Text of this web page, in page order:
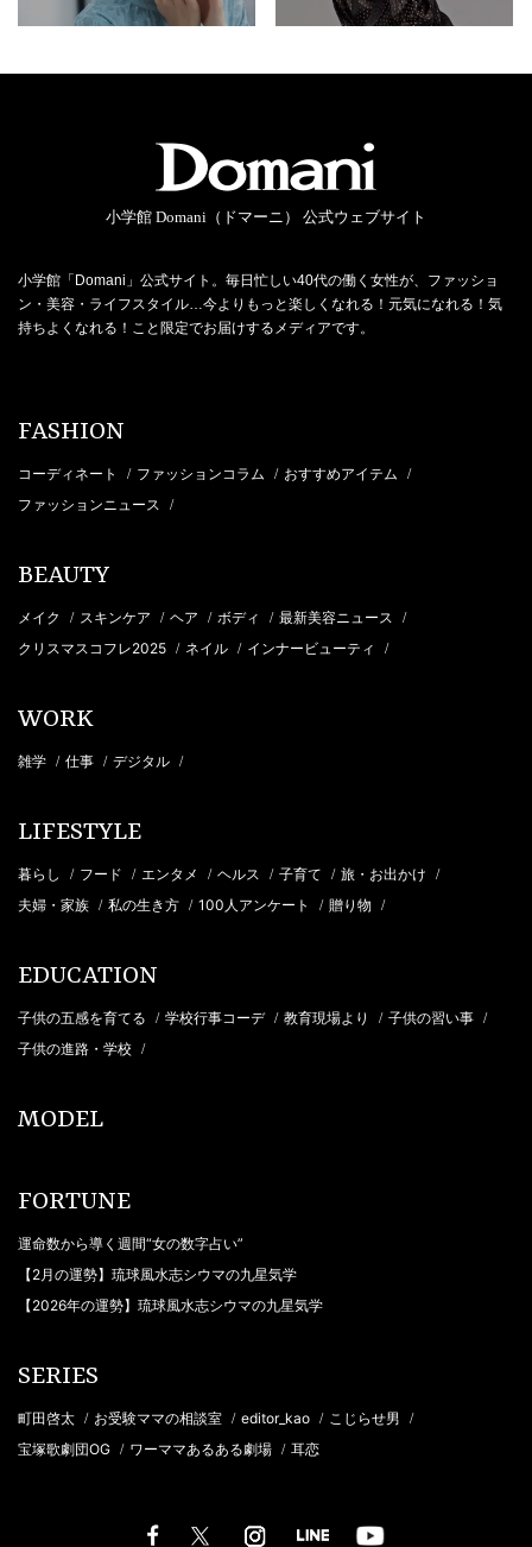
小学館 Domani（ドマーニ） 公式ウェブサイト
小学館「Domani」公式サイト。毎日忙しい40代の働く女性が、ファッショ
ン・美容・ライフスタイル…今よりもっと楽しくなれる！元気になれる！気
持ちよくなれる！こと限定でお届けするメディアです。
FASHION
コーディネート / ファッションコラム / おすすめアイテム /
ファッションニュース /
BEAUTY
メイク / スキンケア / ヘア / ボディ / 最新美容ニュース /
クリスマスコフレ2025 / ネイル / インナービューティ /
WORK
雑学 / 仕事 / デジタル /
LIFESTYLE
暮らし / フード / エンタメ / ヘルス / 子育て / 旅・お出かけ /
夫婦・家族 / 私の生き方 / 100人アンケート / 贈り物 /
EDUCATION
子供の五感を育てる / 学校行事コーデ / 教育現場より / 子供の習い事 /
子供の進路・学校 /
MODEL
FORTUNE
運命数から導く週間“女の数字占い”
【2月の運勢】琉球風水志シウマの九星気学
【2026年の運勢】琉球風水志シウマの九星気学
SERIES
町田啓太 / お受験ママの相談室 / editor_kao / こじらせ男 /
宝塚歌劇団OG / ワーママあるある劇場 / 耳恋